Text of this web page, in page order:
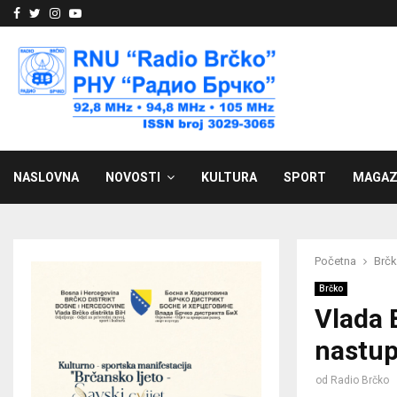
Facebook
Twitter
Instagram
Youtube
NASLOVNA NOVOSTI KULTURA SPORT
Početna
Brčko
Vlada
od Radio Brčko